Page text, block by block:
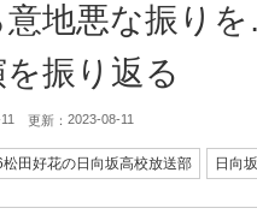
意地悪な振
振り返る
更新： 2023-08-11
田好花の日向坂高校放送部 日向